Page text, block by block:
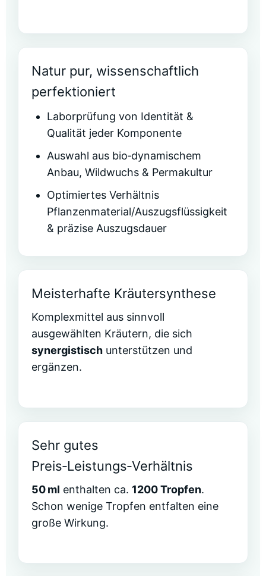
Natur pur, wissenschaftlich
perfektioniert
Laborprüfung von Identität &
Qualität jeder Komponente
Auswahl aus bio‑dynamischem
Anbau, Wildwuchs & Permakultur
Optimiertes Verhältnis
Pflanzenmaterial/Auszugsflüssigkeit
& präzise Auszugsdauer
Meisterhafte Kräutersynthese
Komplexmittel aus sinnvoll
ausgewählten Kräutern, die sich
synergistisch unterstützen und
ergänzen.
Sehr gutes
Preis‑Leistungs‑Verhältnis
50 ml enthalten ca. 1200 Tropfen.
Schon wenige Tropfen entfalten eine
große Wirkung.